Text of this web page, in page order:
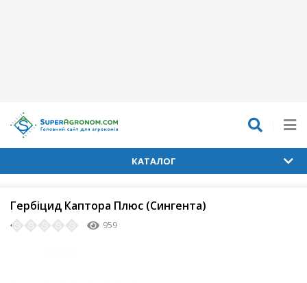
КАТАЛОГ
Гербіцид Каптора Плюс (Сингента)
959